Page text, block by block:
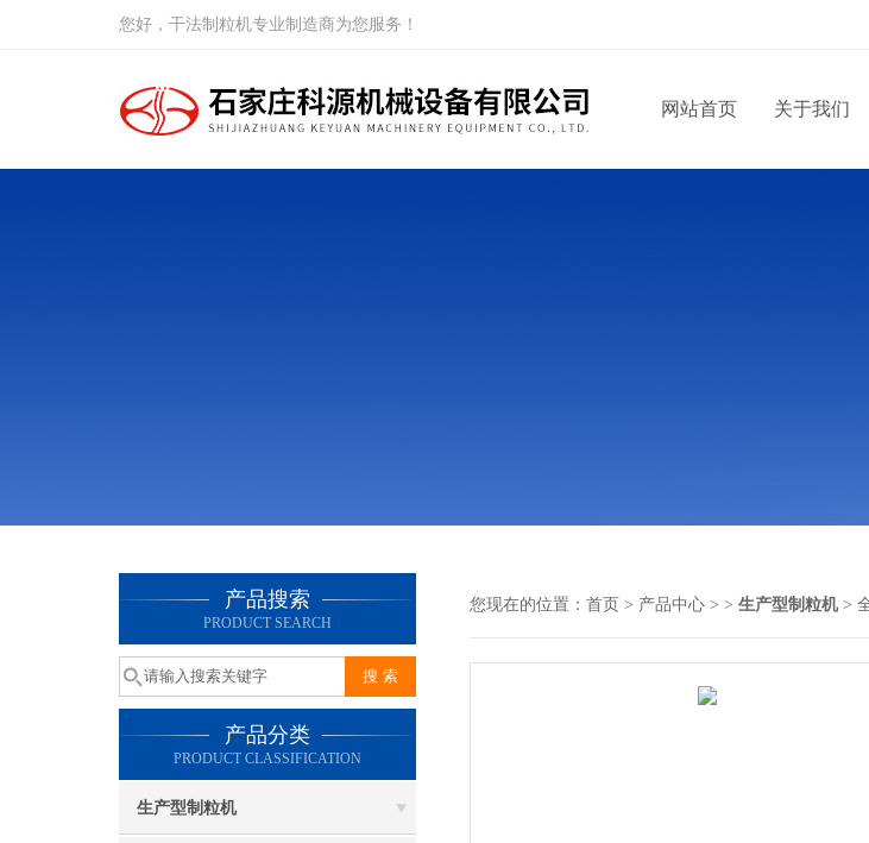
您好，干法制粒机专业制造商为您服务！
网站首页 关于我们
产品搜索
PRODUCT SEARCH
产品分类
PRODUCT CLASSIFICATION
生产型制粒机
您现在的位置： 首页 > 产品中心 > > 生产型制粒机>